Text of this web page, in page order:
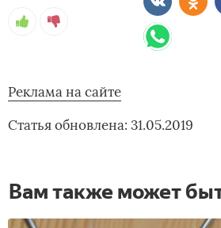
Реклама на сайте
Статья обновлена: 31.05.2019
Вам также может